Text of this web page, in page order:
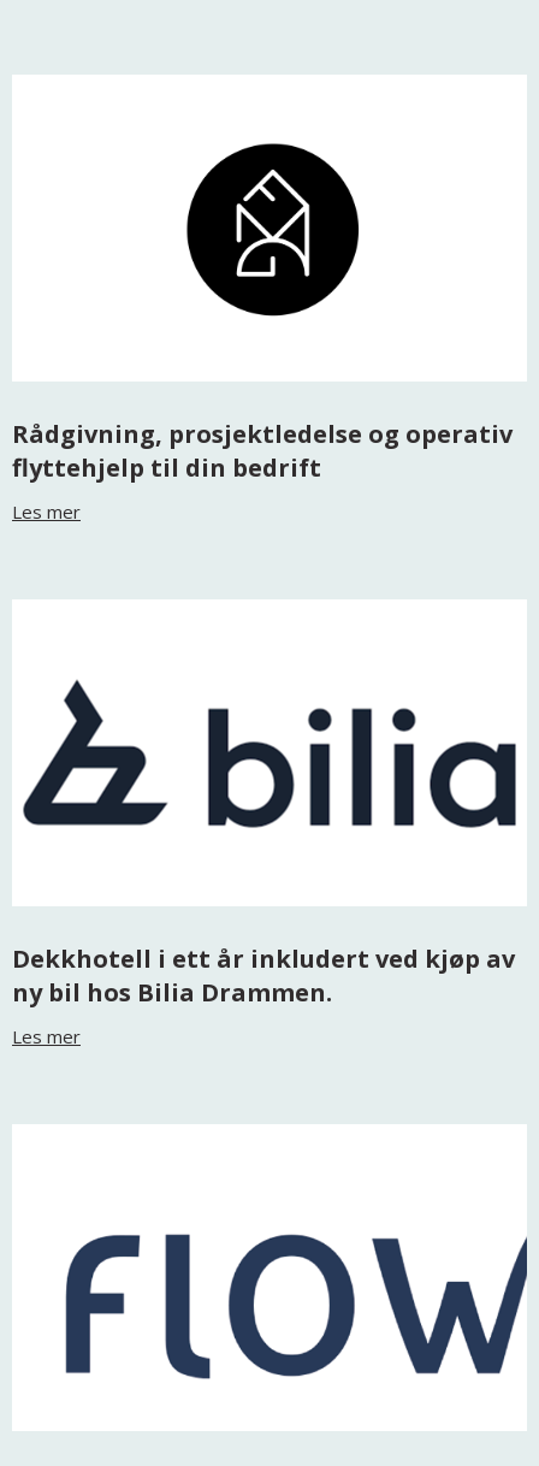
Rådgivning, prosjektledelse og operativ
flyttehjelp til din bedrift
Les mer
Dekkhotell i ett år inkludert ved kjøp av
ny bil hos Bilia Drammen.
Les mer